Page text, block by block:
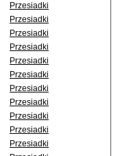
Przesiadki
Przesiadki
Przesiadki
Przesiadki
Przesiadki
Przesiadki
Przesiadki
Przesiadki
Przesiadki
Przesiadki
Przesiadki